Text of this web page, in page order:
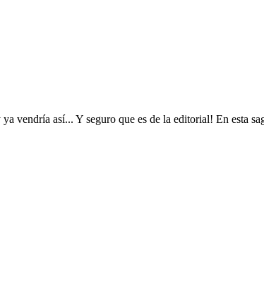
vendría así... Y seguro que es de la editorial! En esta